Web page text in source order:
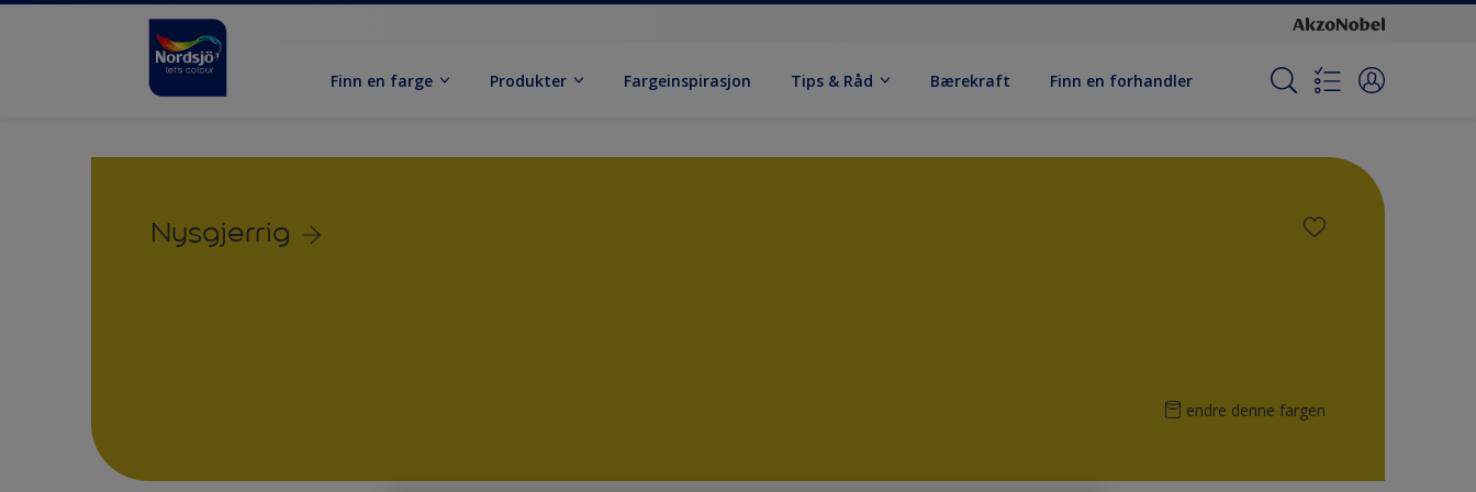
Finn en farge Produkter Fargeinspirasjon Tips & Råd Bærekraft Finn en forhandler
Nysgjerrig
endre denne fargen